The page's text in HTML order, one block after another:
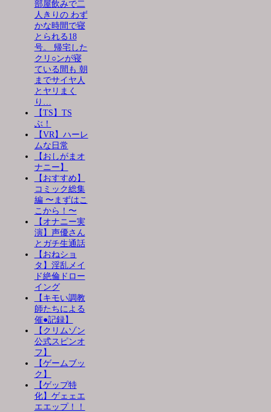
部屋飲みで二
人きりの わず
かな時間で寝
とられる18
号。 帰宅した
クリ○ンが寝
ている間も 朝
までサイヤ人
とヤリまく
り…
【TS】TS
ぶ！
【VR】ハーレ
ムな日常
【おしがまオ
ナニー】
【おすすめ】
コミック総集
編 〜まずはこ
こから！〜
【オナニー実
演】声優さん
とガチ生通話
【おねショ
タ】淫乱メイ
ド絶倫ドロー
イング
【キモい調教
師たちによる
催●記録】
【クリムゾン
公式スピンオ
フ】
【ゲームブッ
ク】
【ゲップ特
化】ゲェェエ
エエップ！！